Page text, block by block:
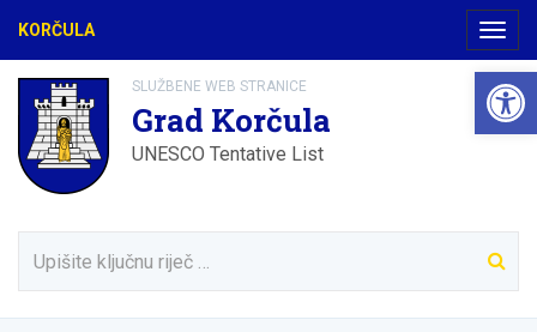
KORČULA
SLUŽBENE WEB STRANICE
Grad Korčula
UNESCO Tentative List